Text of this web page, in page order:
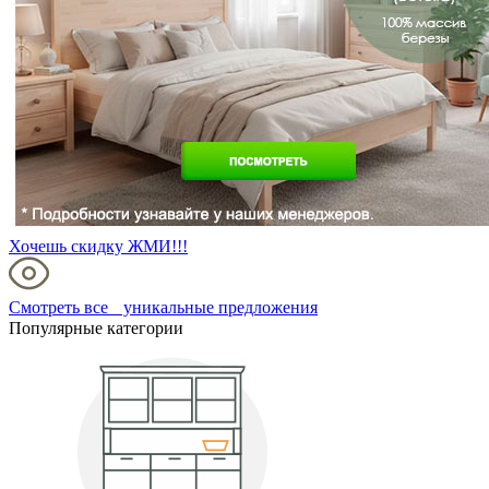
Хочешь скидку ЖМИ!!!
Смотреть все уникальные предложения
Популярные категории